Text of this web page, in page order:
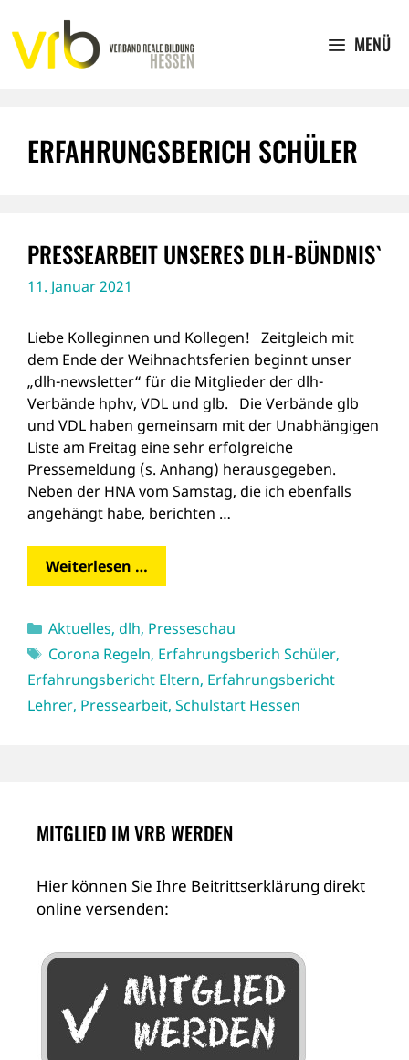
Inhalt
springen
MENÜ
ERFAHRUNGSBERICH SCHÜLER
PRESSEARBEIT UNSERES DLH-BÜNDNIS`
11. Januar 2021
Liebe Kolleginnen und Kollegen! Zeitgleich mit
dem Ende der Weihnachtsferien beginnt unser
„dlh-newsletter“ für die Mitglieder der dlh-
Verbände hphv, VDL und glb. Die Verbände glb
und VDL haben gemeinsam mit der Unabhängigen
Liste am Freitag eine sehr erfolgreiche
Pressemeldung (s. Anhang) herausgegeben.
Neben der HNA vom Samstag, die ich ebenfalls
angehängt habe, berichten …
Weiterlesen …
Kategorien
Aktuelles, dlh, Presseschau
Schlagwörter
Corona Regeln, Erfahrungsberich Schüler,
Erfahrungsbericht Eltern, Erfahrungsbericht
Lehrer, Pressearbeit, Schulstart Hessen
MITGLIED IM VRB WERDEN
Hier können Sie Ihre Beitrittserklärung direkt
online versenden: